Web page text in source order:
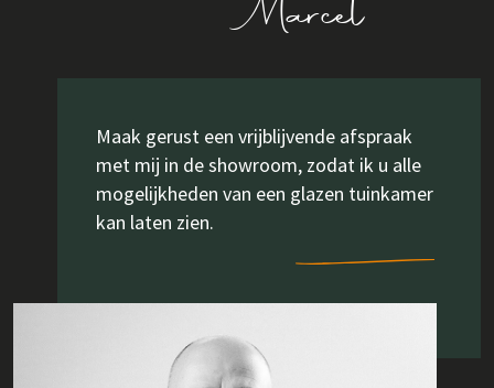
Marcel
Maak gerust een vrijblijvende afspraak
met mij in de showroom, zodat ik u alle
mogelijkheden van een glazen tuinkamer
kan laten zien.